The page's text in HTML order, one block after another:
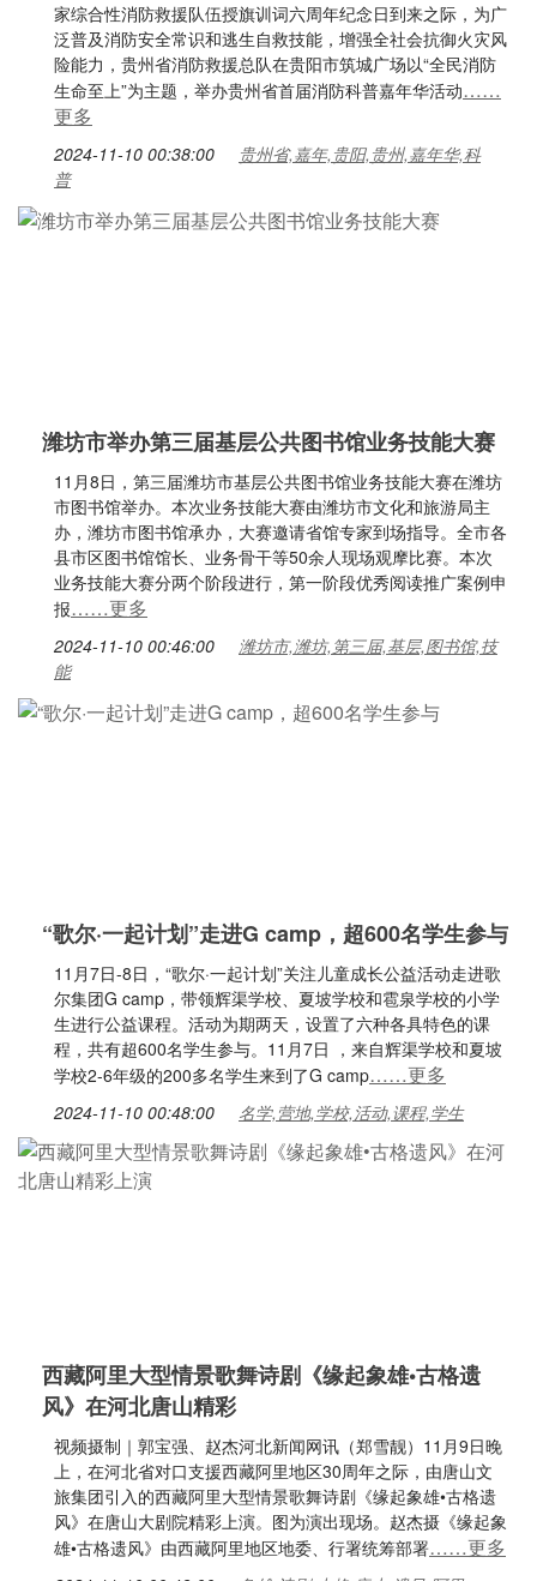
家综合性消防救援队伍授旗训词六周年纪念日到来之际，为广
泛普及消防安全常识和逃生自救技能，增强全社会抗御火灾风
险能力，贵州省消防救援总队在贵阳市筑城广场以“全民消防
生命至上”为主题，举办贵州省首届消防科普嘉年华活动……
更多
2024-11-10 00:38:00
贵州省,嘉年,贵阳,贵州,嘉年华,科
普
潍坊市举办第三届基层公共图书馆业务技能大赛
11月8日，第三届潍坊市基层公共图书馆业务技能大赛在潍坊
市图书馆举办。本次业务技能大赛由潍坊市文化和旅游局主
办，潍坊市图书馆承办，大赛邀请省馆专家到场指导。全市各
县市区图书馆馆长、业务骨干等50余人现场观摩比赛。本次
业务技能大赛分两个阶段进行，第一阶段优秀阅读推广案例申
报……更多
2024-11-10 00:46:00
潍坊市,潍坊,第三届,基层,图书馆,技
能
“歌尔·一起计划”走进G camp，超600名学生参与
11月7日-8日，“歌尔·一起计划”关注儿童成长公益活动走进歌
尔集团G camp，带领辉渠学校、夏坡学校和雹泉学校的小学
生进行公益课程。活动为期两天，设置了六种各具特色的课
程，共有超600名学生参与。11月7日 ，来自辉渠学校和夏坡
学校2-6年级的200多名学生来到了G camp……更多
2024-11-10 00:48:00 名学,营地,学校,活动,课程,学生
西藏阿里大型情景歌舞诗剧《缘起象雄•古格遗
风》在河北唐山精彩
视频摄制｜郭宝强、赵杰河北新闻网讯（郑雪靓）11月9日晚
上，在河北省对口支援西藏阿里地区30周年之际，由唐山文
旅集团引入的西藏阿里大型情景歌舞诗剧《缘起象雄•古格遗
风》在唐山大剧院精彩上演。图为演出现场。赵杰摄《缘起象
雄•古格遗风》由西藏阿里地区地委、行署统筹部署……更多